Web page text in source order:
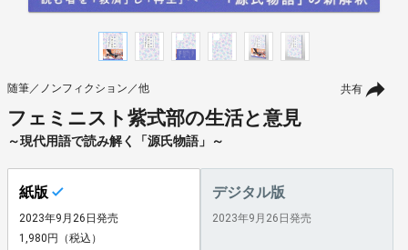
共有
随筆／ノンフィクション／他
フェミニスト紫式部の生活と意見
～現代用語で読み解く「源氏物語」～
紙版
2023年9月26日発売
1,980円（税込）
デジタル版
2023年9月26日発売